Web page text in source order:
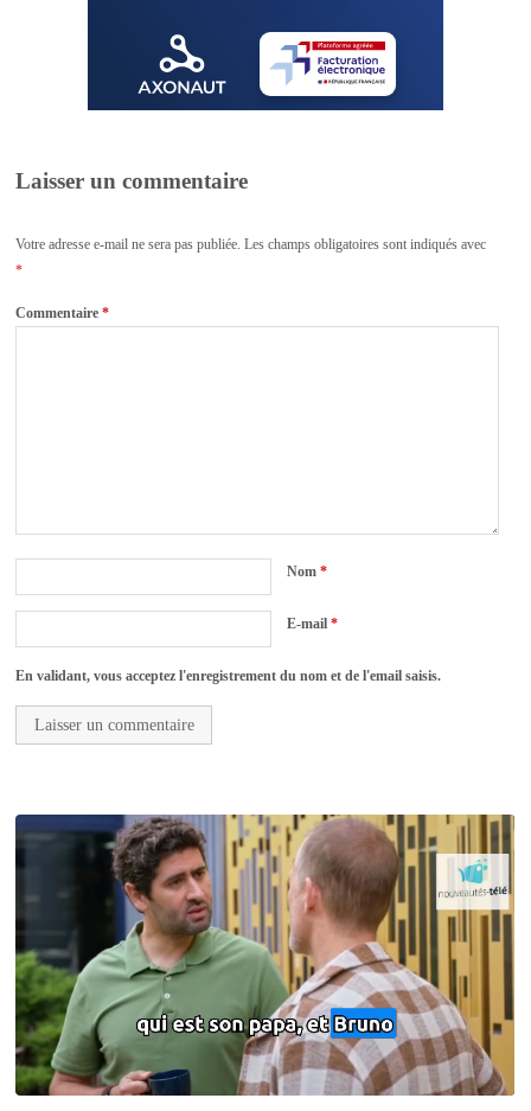
Laisser un commentaire
Votre adresse e-mail ne sera pas publiée. Les champs obligatoires sont indiqués avec
*
Commentaire*
Nom*
E-mail*
En validant, vous acceptez l'enregistrement du nom et de l'email saisis.